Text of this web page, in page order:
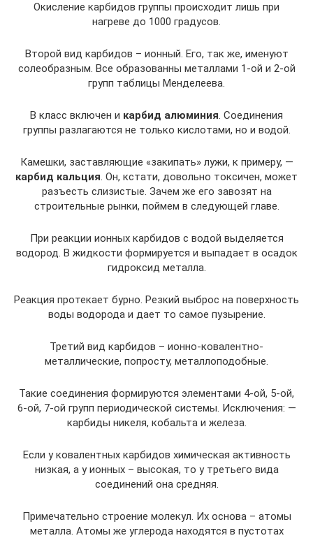
Окисление карбидов группы происходит лишь при
нагреве до 1000 градусов.
Второй вид карбидов – ионный. Его, так же, именуют
солеобразным. Все образованны металлами 1-ой и 2-ой
групп таблицы Менделеева.
В класс включен и карбид алюминия. Соединения
группы разлагаются не только кислотами, но и водой.
Камешки, заставляющие «закипать» лужи, к примеру, —
карбид кальция. Он, кстати, довольно токсичен, может
разъесть слизистые. Зачем же его завозят на
строительные рынки, поймем в следующей главе.
При реакции ионных карбидов с водой выделяется
водород. В жидкости формируется и выпадает в осадок
гидроксид металла.
Реакция протекает бурно. Резкий выброс на поверхность
воды водорода и дает то самое пузырение.
Третий вид карбидов – ионно-ковалентно-
металлические, попросту, металлоподобные.
Такие соединения формируются элементами 4-ой, 5-ой,
6-ой, 7-ой групп периодической системы. Исключения: —
карбиды никеля, кобальта и железа.
Если у ковалентных карбидов химическая активность
низкая, а у ионных – высокая, то у третьего вида
соединений она средняя.
Примечательно строение молекул. Их основа – атомы
металла. Атомы же углерода находятся в пустотах